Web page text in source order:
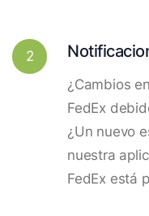
2
¿Cambios
FedEx
¿Un nuevo
nuestra
FedEx está